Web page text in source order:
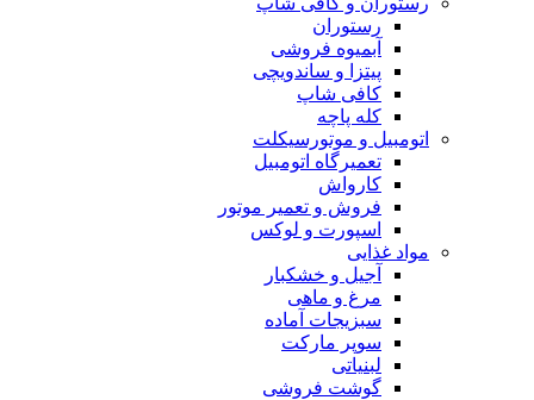
رستوران
آبمیوه فروشی
پیتزا و ساندویچی
کافی شاپ
کله پاچه
اتومبيل و موتورسيكلت
تعمیرگاه اتومبیل
کارواش
فروش و تعمیر موتور
اسپورت و لوکس
مواد غذایی
آجیل و خشکبار
مرغ و ماهی
سبزیجات آماده
سوپر مارکت
لبنیاتی
گوشت فروشی